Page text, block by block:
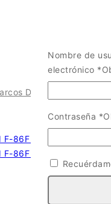
Die Cast
Nombre de
electrónico *
Contraseña *